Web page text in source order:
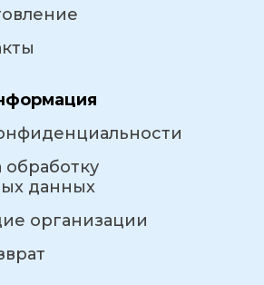
обработку
данных
организации